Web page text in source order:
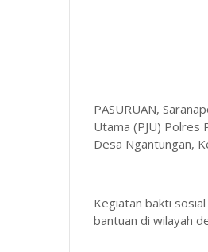
PASURUAN,
Utama (PJU) Polres
Desa Ngantungan,
Kegiatan bakti
bantuan di wilayah